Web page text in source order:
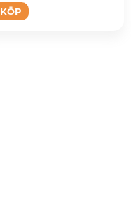
KÖP